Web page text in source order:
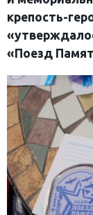
крепость-
«Поезд